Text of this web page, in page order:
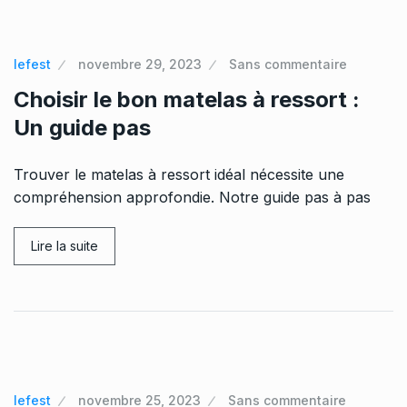
lefest novembre 29, 2023 Sans commentaire
Choisir le bon matelas à ressort :
Un guide pas
Trouver le matelas à ressort idéal nécessite une
compréhension approfondie. Notre guide pas à pas
Lire la suite
lefest novembre 25, 2023 Sans commentaire